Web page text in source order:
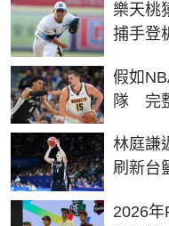
樂天桃
捕手登
假如
隊 完
林庭謙
刷新台
2026